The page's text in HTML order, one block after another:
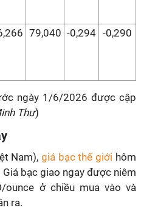
79,040 -0,294 -0,290
ngày 1/6/2026 được cập
Thư)
Nam), giá bạc thế giới hôm
bạc giao ngay được niêm
ounce ở chiều mua vào và
ra.